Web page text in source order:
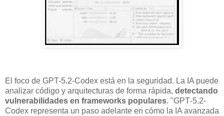
El foco de GPT-5.2-Codex está en la seguridad. La IA puede
analizar código y arquitecturas de forma rápida, detectando
vulnerabilidades en frameworks populares. "GPT‑5.2-
Codex representa un paso adelante en cómo la IA avanzada